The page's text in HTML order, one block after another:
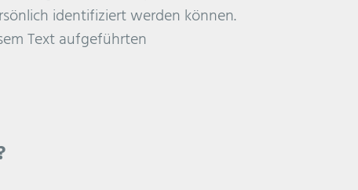
identifiziert werden können.
Text aufgeführten